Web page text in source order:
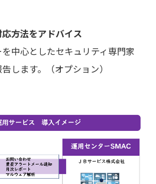
方法をアドバイス
中心としたセキュリティ専門家
します。（オプション）